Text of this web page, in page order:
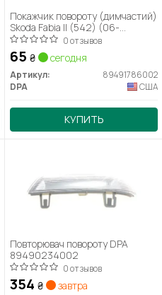
Покажчик повороту (димчастий)
Skoda Fabia II (542) (06-
14),Octavia I (1u2) (96-10)
(89491786002) DPA
0 отзывов
65 ₴ сегодня
Артикул:
89491786002
DPA
США
КУПИТЬ
Повторювач повороту DPA
89490234002
0 отзывов
354 ₴ завтра